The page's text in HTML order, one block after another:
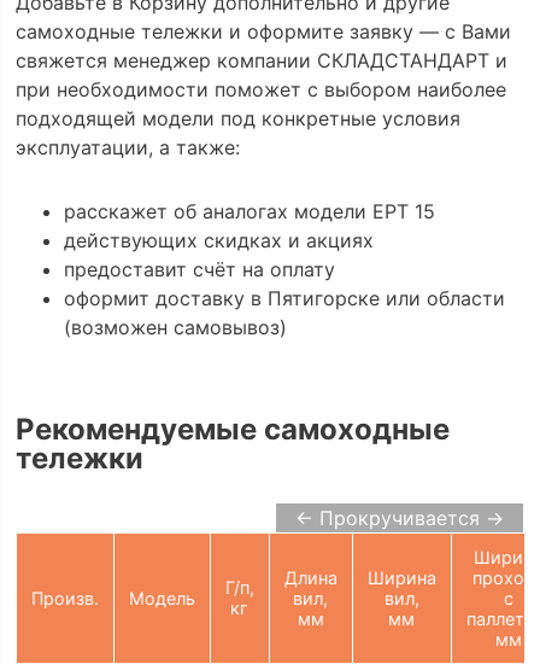
самоходные тележки и оформите заявку — с Вами
свяжется менеджер компании СКЛАДСТАНДАРТ и
при необходимости поможет с выбором наиболее
подходящей модели под конкретные условия
эксплуатации, а также:
расскажет об аналогах модели EPT 15
действующих скидках и акциях
предоставит счёт на оплату
оформит доставку в Пятигорске или области
(возможен самовывоз)
Рекомендуемые самоходные
тележки
← Прокручивается →
Произв. Модель
Г/п,
кг
Длина
вил,
мм
Ширина
вил,
мм
с
мм